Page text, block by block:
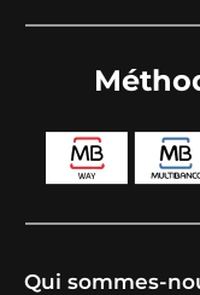
Qui sommes-